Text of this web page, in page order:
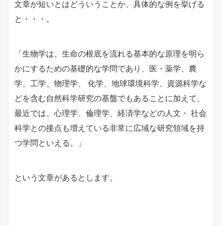
文章が短いとはどういうことか、具体的な例を挙げる
と・・・。
「生物学は、生命の根底を流れる基本的な原理を明ら
かにするための基礎的な学問であり、医・薬学、農
学、工学、物理学、 化学、地球環境科学、資源科学な
どを含む自然科学研究の基盤でもあることに加えて、
最近では、心理学、倫理学、経済学などの人文・ 社会
科学との接点も増えている非常に広域な研究領域を持
つ学問といえる。」
という文章があるとします。